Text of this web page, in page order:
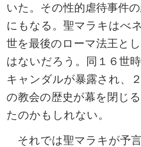
いた。その性的虐待事件
にもなる。聖マラキはべ
世を最後のローマ法王と
はないだろう。同１６世
キャンダルが暴露され、
の教会の歴史が幕を閉じ
たのかもしれない。
それでは聖マラキが予